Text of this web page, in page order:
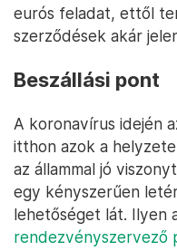
eurós feladat, ettől
szerződések akár
Beszállási pont
A koronavírus idején
itthon azok a
az állammal jó
egy kényszerűen
lehetőséget lát. Ilyen
rendezvényszervező